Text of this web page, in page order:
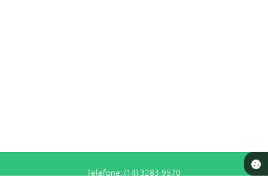
Telefone: (14) 3283-9570